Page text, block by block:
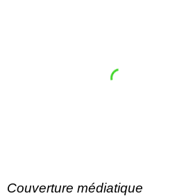
Couverture médiatique